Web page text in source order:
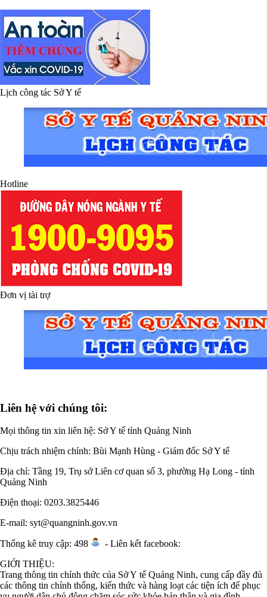
Lịch công tác Sở Y tế
Hotline
Đơn vị tài trợ
Liên hệ với chúng tôi:
Mọi thông tin xin liên hệ: Sở Y tế tỉnh Quảng Ninh
Chịu trách nhiệm chính: Bùi Mạnh Hùng - Giám đốc Sở Y tế
Địa chỉ: Tầng 19, Trụ sở Liên cơ quan số 3, phường Hạ Long - tỉnh
Quảng Ninh
Điện thoại: 0203.3825446
E-mail: syt@quangninh.gov.vn
Thống kê truy cập: 498 - Liên kết facebook:
GIỚI THIỆU:
Trang thông tin chính thức của Sở Y tế Quảng Ninh, cung cấp đầy đủ
các thông tin chính thống, kiến thức và hàng loạt các tiện ích để phục